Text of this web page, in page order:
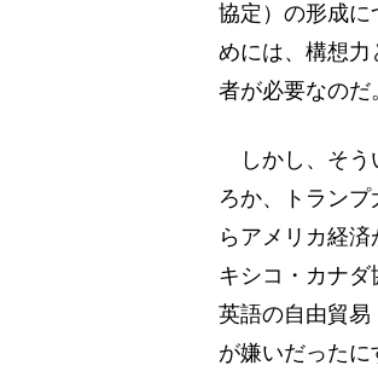
協定）の形成に
めには、構想
者が必要なのだ
しかし、そう
ろか、トラン
らアメリカ経
キシコ・カナ
英語の自由貿易
が嫌いだった